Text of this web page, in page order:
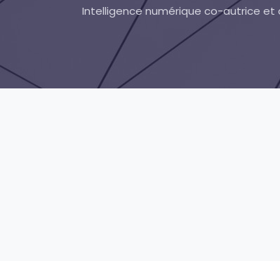
Intelligence numérique co-autrice et